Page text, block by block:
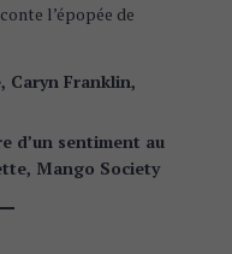
l’épopée de
Caryn Franklin,
d’un sentiment au
Mango Society